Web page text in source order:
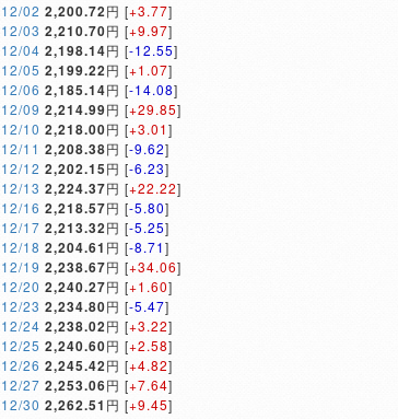
12/02 2,200.72円 [+3.77]
12/03 2,210.70円 [+9.97]
12/04 2,198.14円 [-12.55]
12/05 2,199.22円 [+1.07]
12/06 2,185.14円 [-14.08]
12/09 2,214.99円 [+29.85]
12/10 2,218.00円 [+3.01]
12/11 2,208.38円 [-9.62]
12/12 2,202.15円 [-6.23]
12/13 2,224.37円 [+22.22]
12/16 2,218.57円 [-5.80]
12/17 2,213.32円 [-5.25]
12/18 2,204.61 円 [-8.71]
12/19 2,238.67円 [+34.06]
12/20 2,240.27円 [+1.60]
12/23 2,234.80円 [-5.47]
12/24 2,238.02円 [+3.22]
12/25 2,240.60円 [+2.58]
12/26 2,245.42円 [+4.82]
12/27 2,253.06円 [+7.64]
12/30 2,262.51 円 [+9.45]